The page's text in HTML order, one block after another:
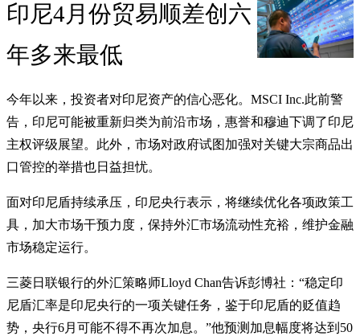
印尼4月份贸易顺差创六
年多来最低
今年以来，投资者对印尼资产的信心恶化。MSCI Inc.此前警
告，印尼可能被重新归类为前沿市场，惠誉和穆迪下调了印尼
主权评级展望。此外，市场对政府试图加强对关键大宗商品出
口管控的举措也日益担忧。
面对印尼盾持续承压，印尼央行表示，将继续优化各项政策工
具，加大市场干预力度，保持外汇市场流动性充裕，维护金融
市场稳定运行。
三菱日联银行的外汇策略师Lloyd Chan告诉彭博社：“稳定印
尼盾汇率是印尼央行的一项关键任务，鉴于印尼盾的贬值趋
势，央行6月可能不得不再次加息。”他预测加息幅度将达到50